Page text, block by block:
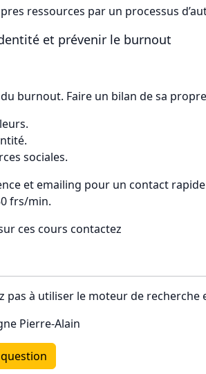
ressources par un processus
et prévenir le burnout
burnout. Faire un bilan de sa
sociales.
et emailing pour un contact rapide
frs/min.
ces cours contactez
pas à utiliser le moteur de
Pierre-Alain